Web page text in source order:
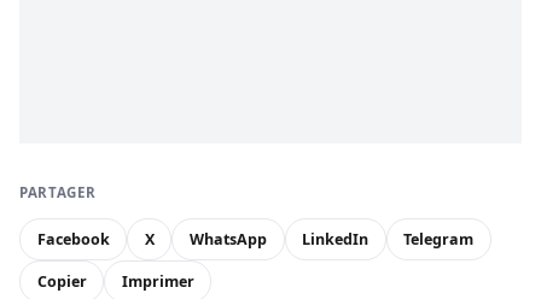
PARTAGER
Facebook X WhatsApp LinkedIn Telegram
Copier Imprimer